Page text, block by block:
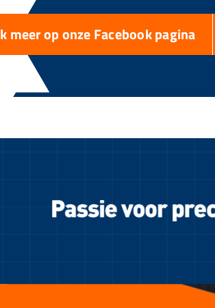
meer op onze Facebook pagina